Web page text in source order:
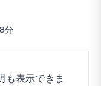
分
も表示できま